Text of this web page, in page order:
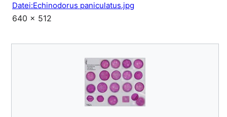
Datei:Echinodorus paniculatus.jpg
640 × 512